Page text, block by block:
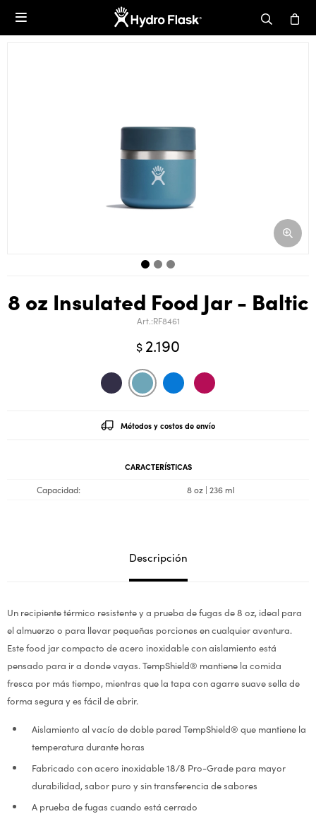

8 oz Insulated Food Jar - Baltic
RF8461
$ 2.190
Métodos y costos de envío
CARACTERÍSTICAS
Capacidad 8 oz | 236 ml
Descripción
Un recipiente térmico resistente y a prueba de fugas de 8 oz, ideal para
el almuerzo o para llevar pequeñas porciones en cualquier aventura.
Este food jar compacto de acero inoxidable con aislamiento está
pensado para ir a donde vayas. TempShield® mantiene la comida
fresca por más tiempo, mientras que la tapa con agarre suave sella de
forma segura y es fácil de abrir.
Aislamiento al vacío de doble pared TempShield® que mantiene la
temperatura durante horas
Fabricado con acero inoxidable 18/8 Pro-Grade para mayor
durabilidad, sabor puro y sin transferencia de sabores
A prueba de fugas cuando está cerrado